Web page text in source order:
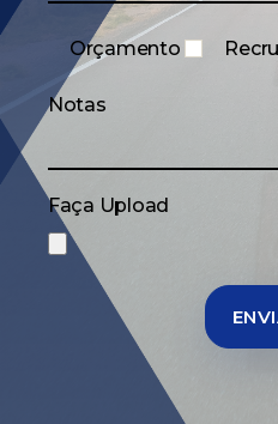
Orçamento
Notas
Faça Upload